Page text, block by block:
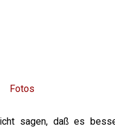
Fotos
sagen, daß es